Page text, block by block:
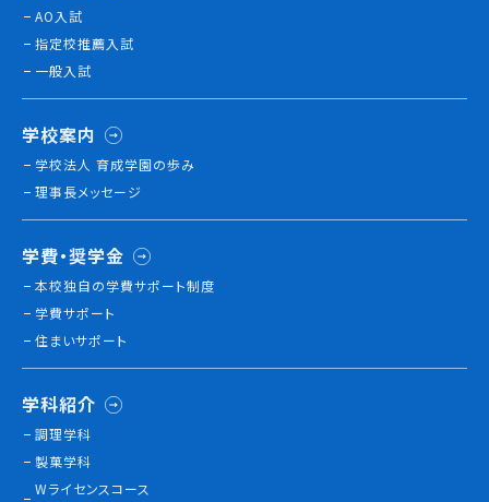
就職について
内定者VOICE
インターンシップ
活躍する卒業生
学校の特長
チャレンジプログラム
フォローアップレッスン
サマーチャレンジ実習
Eラーニング
コンクールチャレンジ
海外研修
キャンパスライフ
学生カフェ営業インフォメーション
コックコート紹介
AO入試
指定校推薦入試
一般入試
学校案内
学校法人 育成学園の歩み
理事長メッセージ
学費・奨学金
本校独⾃の学費サポート制度
学費サポート
住まいサポート
学科紹介
調理学科
製菓学科
Wライセンスコース